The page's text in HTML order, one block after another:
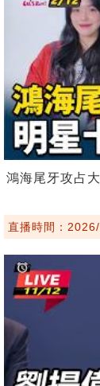
鴻海尾牙攻占
直播時間：